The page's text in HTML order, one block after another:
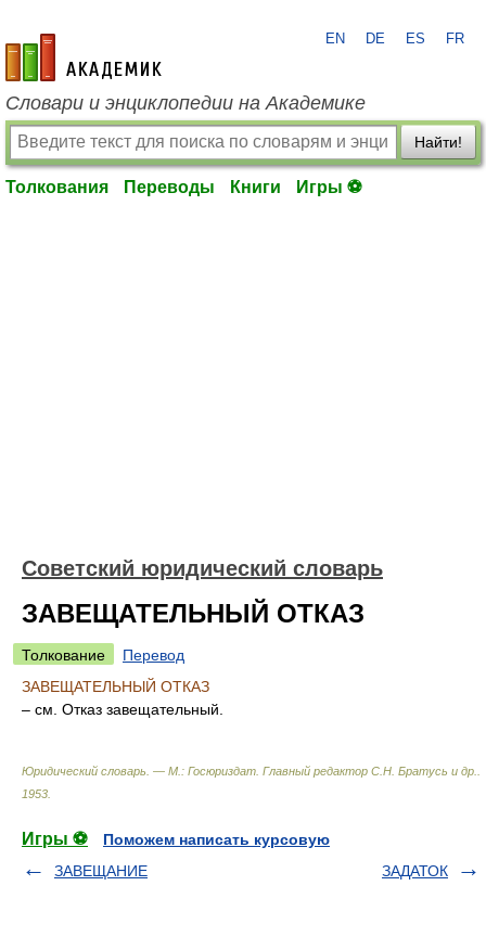
academic.ru
EN DE ES FR
Словари и энциклопедии на Академике
Найти!
Толкования Переводы Книги Игры ⚽
Советский юридический словарь
ЗАВЕЩАТЕЛЬНЫЙ ОТКАЗ
Толкование
Перевод
ЗАВЕЩАТЕЛЬНЫЙ ОТКАЗ
– см. Отказ завещательный.
Юридический словарь. — М.: Госюриздат Главный редактор С.Н. Братусь и др.
1953
Игры ⚽
Поможем написать курсовую
ЗАВЕЩАНИЕ
ЗАДАТОК